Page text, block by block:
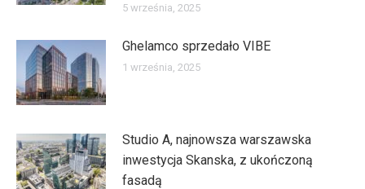
5 września, 2025
Ghelamco sprzedało VIBE
1 września, 2025
Studio A, najnowsza warszawska
inwestycja Skanska, z ukończoną
fasadą